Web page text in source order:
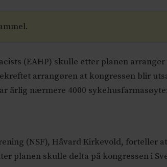
(EAHP) skulle etter planen
arrangøren at kongressen blir
årlig nærmere 4000
(NSF), Håvard Kirkevold, forteller
planen skulle delta på kongressen i